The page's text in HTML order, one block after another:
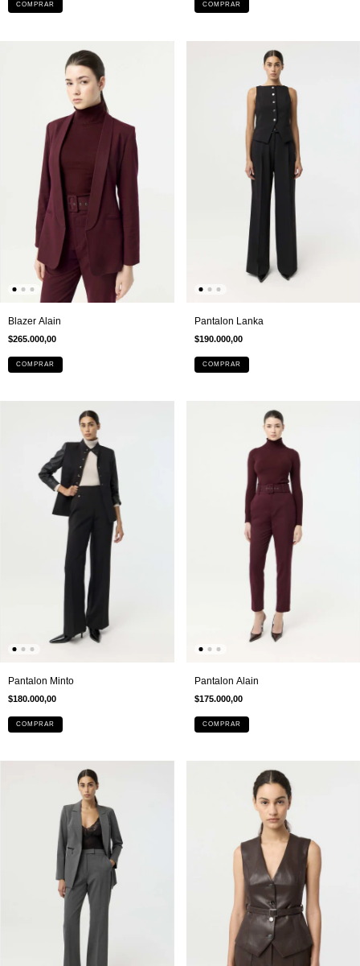
COMPRAR COMPRAR
Blazer Alain
$265.000,00
COMPRAR
Pantalon Lanka
$190.000,00
COMPRAR
Pantalon Minto
$180.000,00
COMPRAR
Pantalon Alain
$175.000,00
COMPRAR